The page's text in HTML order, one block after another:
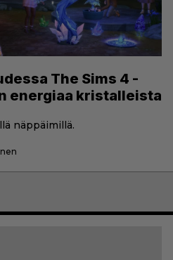
The Sims 4 -
energiaa kristalleista
näppäimillä.